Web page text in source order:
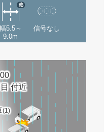
幅5.5～
9.0m
他
信号なし
付近
(1)